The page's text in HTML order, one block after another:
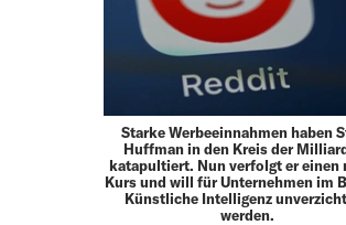
Starke Werbeeinnahmen haben
Huffman in den Kreis der
katapultiert. Nun verfolgt er einen
Kurs und will für Unternehmen im
Künstliche Intelligenz
werden.